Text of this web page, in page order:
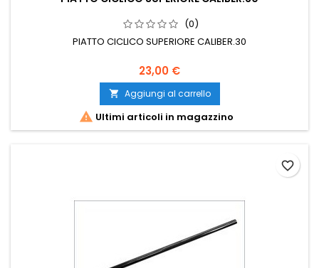
(0)
PIATTO CICLICO SUPERIORE CALIBER.30
23,00 €
 Aggiungi al carrello
 Ultimi articoli in magazzino
favorite_border